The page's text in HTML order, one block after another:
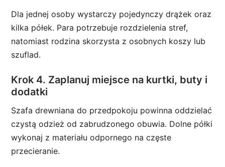
Dla jednej osoby wystarczy pojedynczy drążek oraz
kilka półek. Para potrzebuje rozdzielenia stref,
natomiast rodzina skorzysta z osobnych koszy lub
szuflad.
Krok 4. Zaplanuj miejsce na kurtki, buty i
dodatki
Szafa drewniana do przedpokoju powinna oddzielać
czystą odzież od zabrudzonego obuwia. Dolne półki
wykonaj z materiału odpornego na częste
przecieranie.